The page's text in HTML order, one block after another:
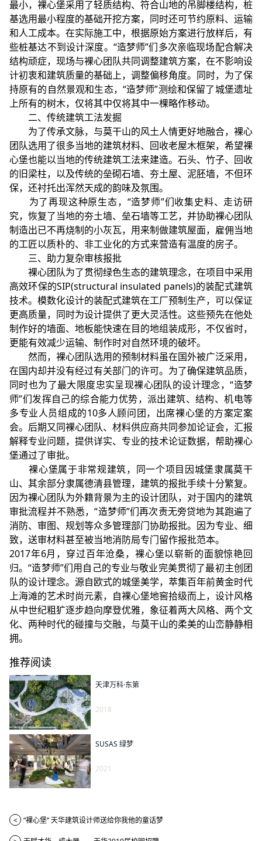
最小，裸心堡采用了轻质结构、符合山地的吊脚楼结构，桩
基选用最小程度的基础开挖方案，同时还可节约原料、运输
和人工成本。在实际施工中，根据原始方案进行放样后，有
些桩基达不到设计深度。“造梦师”们多次亲临现场配合解决
结构顽症，现场与裸心团队共同调整建筑方案，在不影响设
计初衷和建筑质量的基础上，调整偏移角度。同时，为了保
持原有的自然景观和生态，“造梦师”测绘和保留了城堡遗址
上所有的树木，仅将其中仅将其中一棵略作移动。
二、传统建筑工法发掘
为了传承文脉，与莫干山的风土人情更好地融合，裸心
团队选用了很多当地的建筑材料、回收老屋木框架，希望裸
心堡也能以当地的传统建筑工法来建造。石头、竹子、回收
的旧梁柱，以及传统的垒砌石墙、夯土屋、泥胚墙，不但环
保，还衬托出浑然天成的韵味及氛围。
为了再现这种原生态，“造梦师”们收集史料、走访研
究，恢复了当地的夯土墙、垒石墙等工艺，并协助裸心团队
制造出已不再烧制的小灰瓦，用来制做建筑屋面，雇佣当地
的工匠以质朴的、非工业化的方式来营造有温度的房子。
三、助力复杂审核报批
裸心团队为了贯彻绿色生态的建筑理念，在项目中采用
高效环保的SIP(structural insulated panels)的装配式建筑
技术。模数化设计的装配式建筑在工厂预制生产，可以保证
更高质量，同时为设计提供了更大灵活性。这些预先在他处
制作好的墙面、地板能快速在目的地组装成形，不仅省时，
更能有效减少运输、制作时对自然环境的破坏。
然而，裸心团队选用的预制材料虽在国外被广泛采用，
在国内却并没有经过有关部门的许可。为了确保建筑品质，
同时也为了最大限度忠实呈现裸心团队的设计理念，“造梦
师”们发挥自己的综合能力优势，派出建筑、结构、机电等
多专业人员组成的10多人顾问团，出席裸心堡的方案定案
会。后期又同裸心团队、材料供应商共同参加论证会，汇报
解释专业问题，提供详实、专业的技术论证数据，帮助裸心
堡通过了审批。
裸心堡属于非常规建筑，同一个项目因城堡隶属莫干
山、其余部分隶属德清县管理，建筑的报批手续十分繁复。
因为裸心团队为外籍背景为主的设计团队，对于国内的建筑
审批流程并不熟悉，“造梦师”们再次责无旁贷地为其跑遍了
消防、审图、规划等众多管理部门协助报批。因为专业、细
致，送审材料甚至被当地消防局专门留作报批范本。
2017年6月，穿过百年沧桑，裸心堡以崭新的面貌惊艳回
归。“造梦师”们用自己的专业与敬业完美贯彻了最初主创团
队的设计理念。源自欧式的城堡美学，萃集百年前黄金时代
上海滩的艺术时尚元素，自裸心堡地窖拾级而上，设计风格
从中世纪粗犷逐步趋向摩登优雅，象征着两大风格、两个文
化、两种时代的碰撞与交融，与莫干山的柔美的山峦静静相
拥。
推荐阅读
天津万科·东第
2018
SUSAS 绿梦
2021
< “裸心堡” 天华建筑设计师送给你我他的童话梦